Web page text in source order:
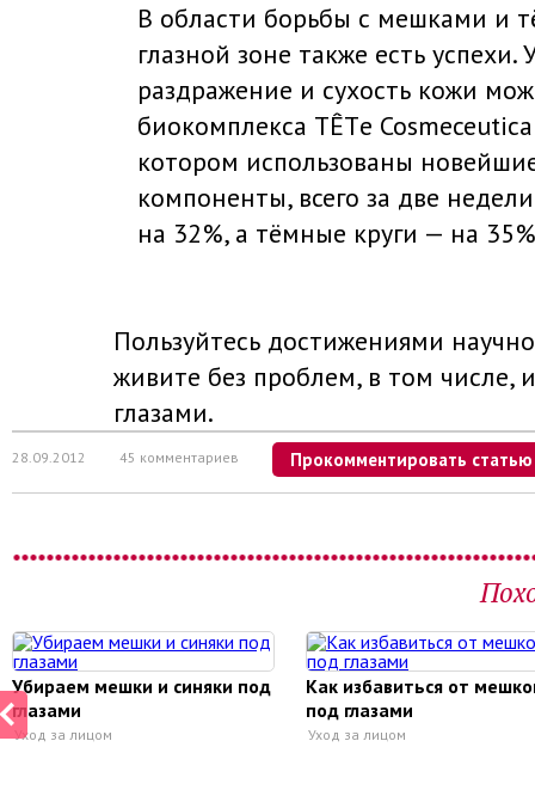
В области борьбы с мешками и
глазной зоне также есть успехи.
раздражение и сухость кожи
биокомплекса TÊTе
котором использованы
компоненты, всего за две
на 32%, а тёмные круги — на
Пользуйтесь достижениями
живите без проблем, в том числе,
глазами.
28.09.2012 45 комментариев Прокомментировать статью
Убираем мешки и синяки под
глазами
Уход за лицом
Как избавиться от
под глазами
Уход за лицом